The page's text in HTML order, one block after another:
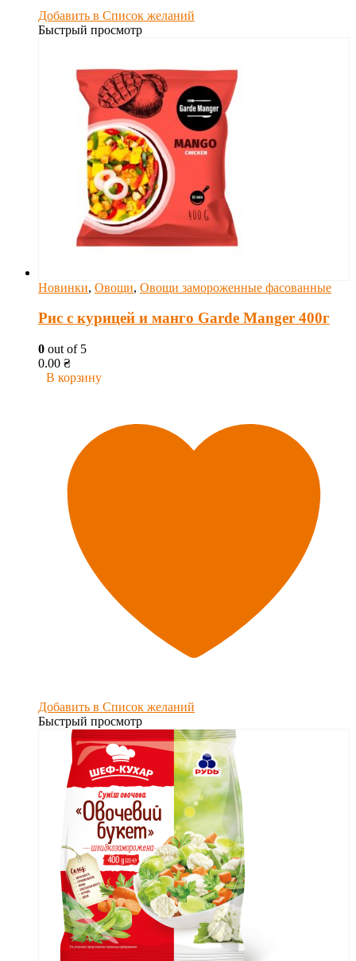
Добавить в Список желаний
Быстрый просмотр
Новинки, Овощи, Овощи замороженные фасованные
Рис с курицей и манго Garde Manger 400г
0 out of 5
0.00 ₴
В корзину
Добавить в Список желаний
Быстрый просмотр